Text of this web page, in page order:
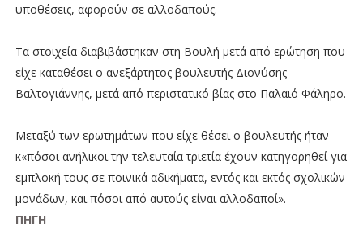
υποθέσεις, αφορούν σε αλλοδαπούς.
Τα στοιχεία διαβιβάστηκαν στη Βουλή μετά από ερώτηση που
είχε καταθέσει ο ανεξάρτητος βουλευτής Διονύσης
Βαλτογιάννης, μετά από περιστατικό βίας στο Παλαιό Φάληρο.
Μεταξύ των ερωτημάτων που είχε θέσει ο βουλευτής ήταν
κ«πόσοι ανήλικοι την τελευταία τριετία έχουν κατηγορηθεί για
εμπλοκή τους σε ποινικά αδικήματα, εντός και εκτός σχολικών
μονάδων, και πόσοι από αυτούς είναι αλλοδαποί».
ΠΗΓΗ